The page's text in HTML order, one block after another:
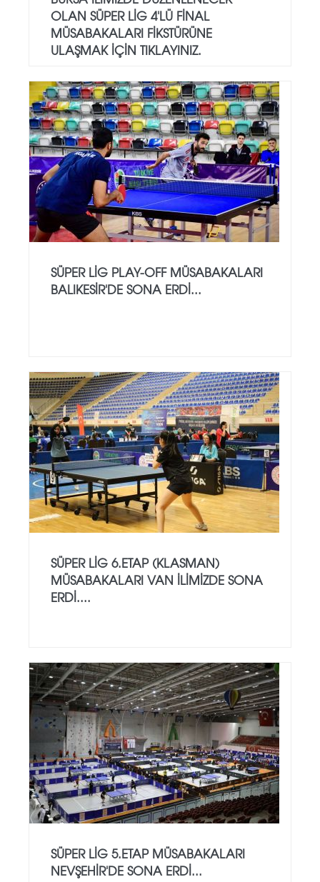
OLAN SÜPER LIG 4'LÜ FINAL
MÜSABAKALARI FIKSTÜRÜNE
ULAŞMAK IÇIN TIKLAYINIZ.
SÜPER LİG PLAY-OFF MÜSABAKALARI
BALIKESİR'DE SONA ERDİ...
SÜPER LİG 6.ETAP (KLASMAN)
MÜSABAKALARI VAN İLİMİZDE SONA
ERDİ....
SÜPER LİG 5.ETAP MÜSABAKALARI
NEVŞEHİR'DE SONA ERDİ...